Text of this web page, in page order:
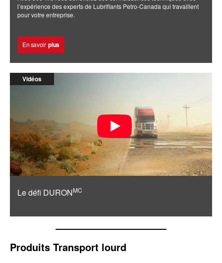
l’expérience des experts de Lubrifiants Petro-Canada qui travaillent
pour votre entreprise.
En savoir plus
Vidéos
Le défi DURONMC
Produits Transport lourd